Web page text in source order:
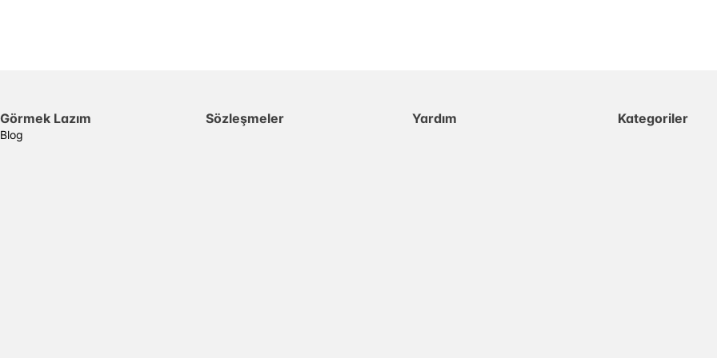
Görmek Lazım
Blog
Sözleşmeler Yardım Kategoriler